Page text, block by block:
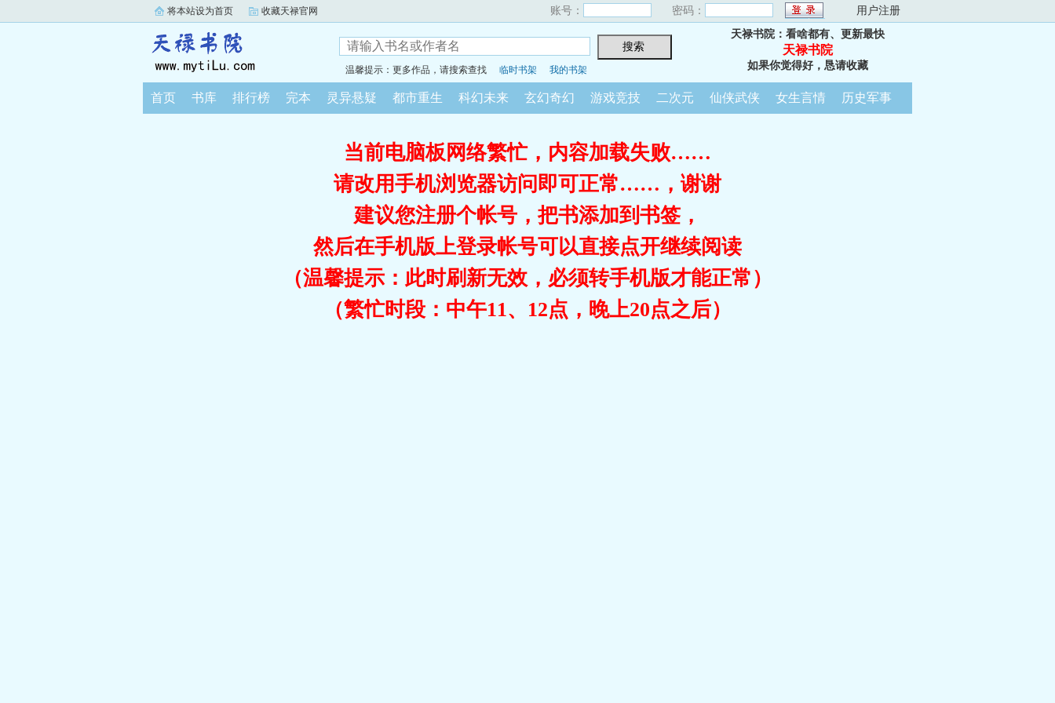
将本站设为首页 收藏天禄官网 账号： 密码： 用户注册
温馨提示：更多作品，请搜索查找 临时书架 我的书架
天禄书院：看啥都有、更新最快
天禄书院
如果你觉得好，恳请收藏
首页 书库 排行榜 完本 灵异悬疑 都市重生 科幻未来 玄幻奇幻 游戏竞技 二次元 仙侠武侠 女生言情 历史军事
当前电脑板网络繁忙，内容加载失败……
请改用手机浏览器访问即可正常……，谢谢
建议您注册个帐号，把书添加到书签，
然后在手机版上登录帐号可以直接点开继续阅读
（温馨提示：此时刷新无效，必须转手机版才能正常）
（繁忙时段：中午11、12点，晚上20点之后）